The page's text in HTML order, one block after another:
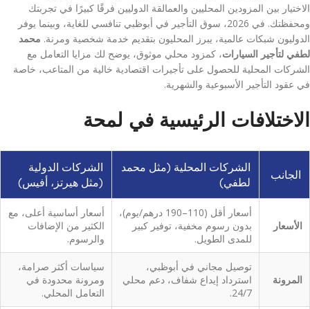
الاختيار بين المزودين المحليين والعمالقة الدوليين فرقًا كبيرًا في تجربتك
ومحفظتك. في 2026، سوق التأجير في أبوظبي تنافسي للغاية، وبينما يوفر
الدوليون شبكات عالمية، يبرز المحليون بتقديم خدمة شخصية ومرنة. محمد
لطفي لتأجير السيارات، كمزود محلي موثوق، يوضح لك مزايا التعامل مع
الشركات المحلية للحصول على تأجيرات اقتصادية خالية من المتاعب، خاصة
في عقود التأجير الأسبوعية والشهرية.
الاختلافات الرئيسية في لمحة
الجانب
الشركات المحلية (مثل محمد
لطفي)
الشركات الدولية
(مثل هيرتز، أفيس)
الأسعار
أسعار أقل (110–190 درهم/يوم)،
بدون رسوم مخفية، توفير كبير
للمدى الطويل.
أسعار أساسية أعلى، مع
الكثير من الإضافات
والرسوم.
المرونة
توصيل مجاني في أبوظبي،
استرداد إيداع شفاف، دعم محلي
24/7.
سياسات أكثر صرامة،
ومرونة محدودة في
التعامل المحلي.